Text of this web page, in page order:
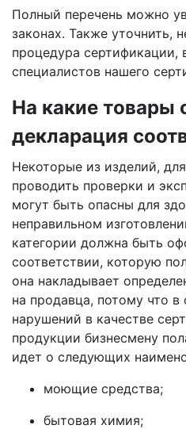
Полный перечень можно
законах. Также уточнить,
процедура
специалистов нашего
На какие товары
декларация
Некоторые из изделий,
проводить проверки и
могут быть опасны для
неправильном
категории должна быть
соответствии, которую
она накладывает
на продавца, потому что в
нарушений в качестве
продукции бизнесмену
идет о следующих
моющие средства;
бытовая химия;